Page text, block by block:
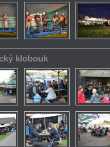
klobouk